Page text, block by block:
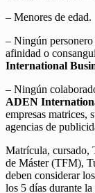
– Menores de edad.
– Ningún personero
afinidad o
International
– Ningún
ADEN
empresas matrices,
agencias de
Matrícula, cursado,
de Máster (TFM),
deben considerar
los 5 días durante la